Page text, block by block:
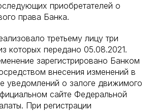
приобретателей о
права Банка.
третьему лицу три
которых передано 05.08.2021.
зарегистрировано Банком
внесения изменений в
уведомлений о залоге движимого
сайте Федеральной
При регистрации